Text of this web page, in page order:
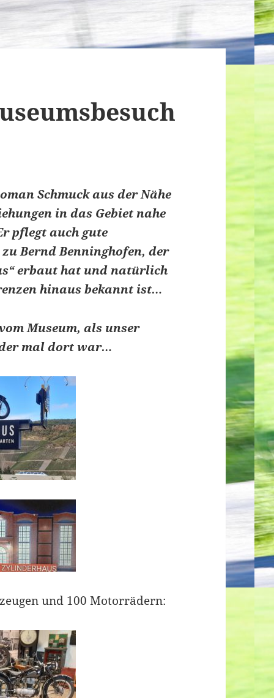
Schmuck aus der Nähe
in das Gebiet nahe
pflegt auch gute
Bernd Benninghofen, der
erbaut hat und natürlich
hinaus bekannt ist…
Museum, als unser
mal dort war…
und 100 Motorrädern: